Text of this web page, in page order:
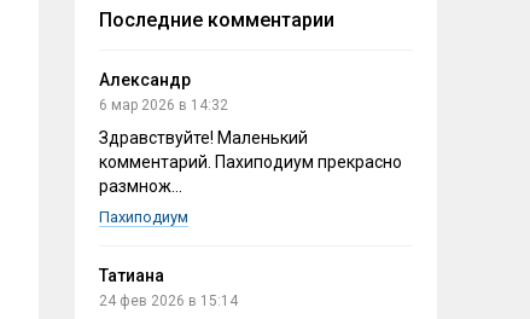
Последние комментарии
Александр
6 мар 2026 в 14:32
Здравствуйте! Маленький
комментарий. Пахиподиум прекрасно
размнож...
Пахиподиум
Татиана
24 фев 2026 в 15:14